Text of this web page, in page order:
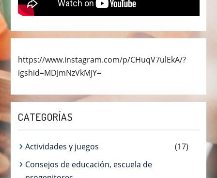
https://www.instagram.com/p/CHuqV7ulEkA/?
igshid=MDJmNzVkMjY=
CATEGORÍAS
Actividades y juegos
(17)
Consejos de educación, escuela de